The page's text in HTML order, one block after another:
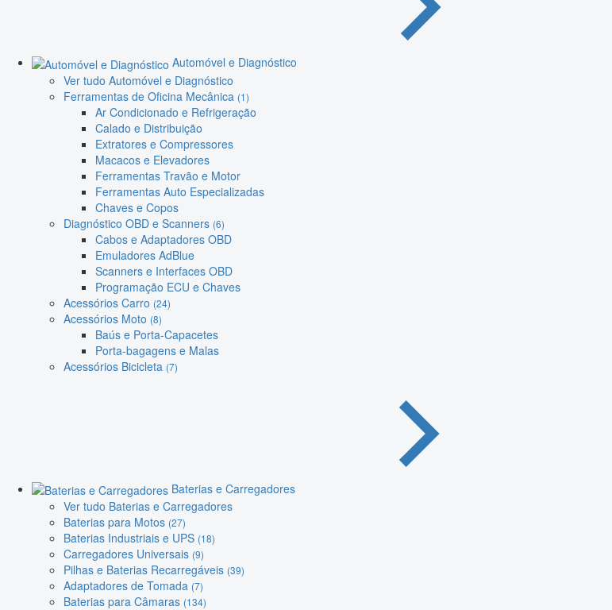
Automóvel e Diagnóstico
Ver tudo Automóvel e Diagnóstico
Ferramentas de Oficina Mecânica (1)
Ar Condicionado e Refrigeração
Calado e Distribuição
Extratores e Compressores
Macacos e Elevadores
Ferramentas Travão e Motor
Ferramentas Auto Especializadas
Chaves e Copos
Diagnóstico OBD e Scanners (6)
Cabos e Adaptadores OBD
Emuladores AdBlue
Scanners e Interfaces OBD
Programação ECU e Chaves
Acessórios Carro (24)
Acessórios Moto (8)
Baús e Porta-Capacetes
Porta-bagagens e Malas
Acessórios Bicicleta (7)
Baterias e Carregadores
Ver tudo Baterias e Carregadores
Baterias para Motos (27)
Baterias Industriais e UPS (18)
Carregadores Universais (9)
Pilhas e Baterias Recarregáveis (39)
Adaptadores de Tomada (7)
Baterias para Câmaras (134)